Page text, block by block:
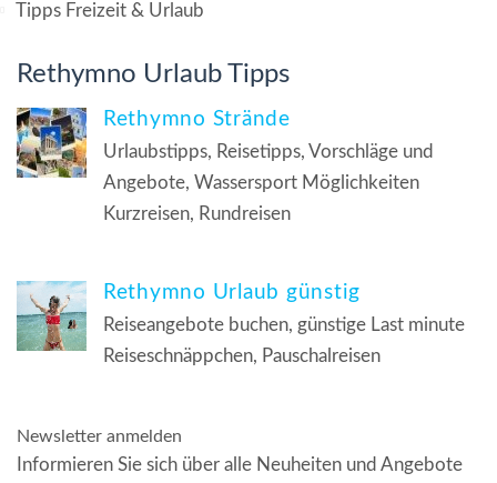
Tipps Freizeit & Urlaub
Rethymno Urlaub Tipps
Rethymno Strände
Urlaubstipps, Reisetipps, Vorschläge und
Angebote, Wassersport Möglichkeiten
Kurzreisen, Rundreisen
Rethymno Urlaub günstig
Reiseangebote buchen, günstige Last minute
Reiseschnäppchen, Pauschalreisen
Newsletter anmelden
Informieren Sie sich über alle Neuheiten und Angebote